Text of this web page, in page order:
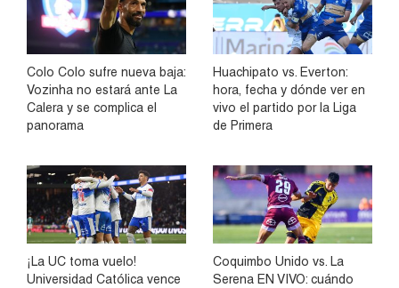
Colo Colo sufre nueva baja:
Vozinha no estará ante La
Calera y se complica el
panorama
Huachipato vs. Everton:
hora, fecha y dónde ver en
vivo el partido por la Liga
de Primera
¡La UC toma vuelo!
Universidad Católica vence
Coquimbo Unido vs. La
Serena EN VIVO: cuándo